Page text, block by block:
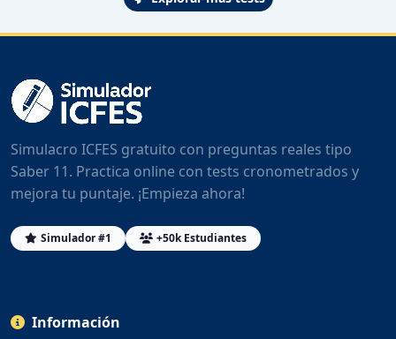
Simulacro ICFES gratuito con preguntas reales tipo
Saber 11. Practica online con tests cronometrados y
mejora tu puntaje. ¡Empieza ahora!
Simulador #1 +50k Estudiantes
Información